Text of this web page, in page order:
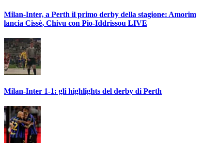
Milan-Inter, a Perth il primo derby della stagione: Amorim
lancia Cissè, Chivu con Pio-Iddrissou LIVE
Milan-Inter 1-1: gli highlights del derby di Perth